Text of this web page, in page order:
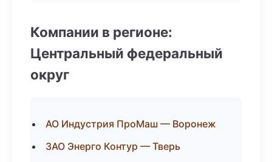
Компании в регионе:
Центральный федеральный
округ
АО Индустрия ПроМаш — Воронеж
ЗАО Энерго Контур — Тверь